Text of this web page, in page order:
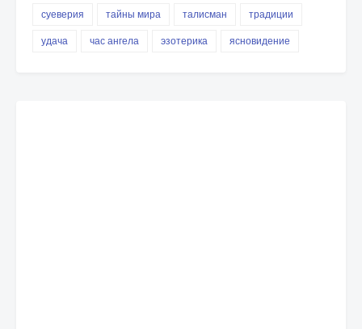
суеверия
тайны мира талисман
традиции
удача
час ангела эзотерика ясновидение